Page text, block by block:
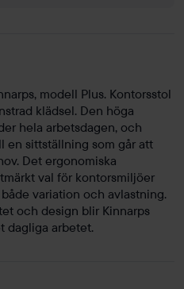
modell Plus. Kontorsstol
klädsel. Den höga
hela arbetsdagen, och
en sittställning som går att
Det ergonomiska
val för kontorsmiljöer
variation och avlastning.
och design blir Kinnarps
dagliga arbetet.